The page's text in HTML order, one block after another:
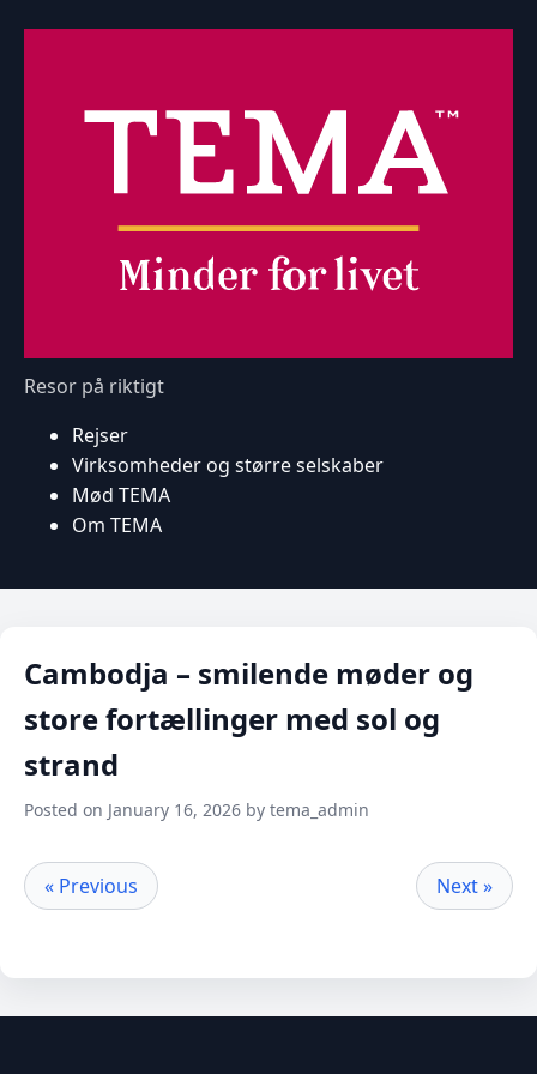
Resor på riktigt
Rejser
Virksomheder og større selskaber
Mød TEMA
Om TEMA
Cambodja – smilende møder og
store fortællinger med sol og
strand
Posted on January 16, 2026 by tema_admin
« Previous Next »